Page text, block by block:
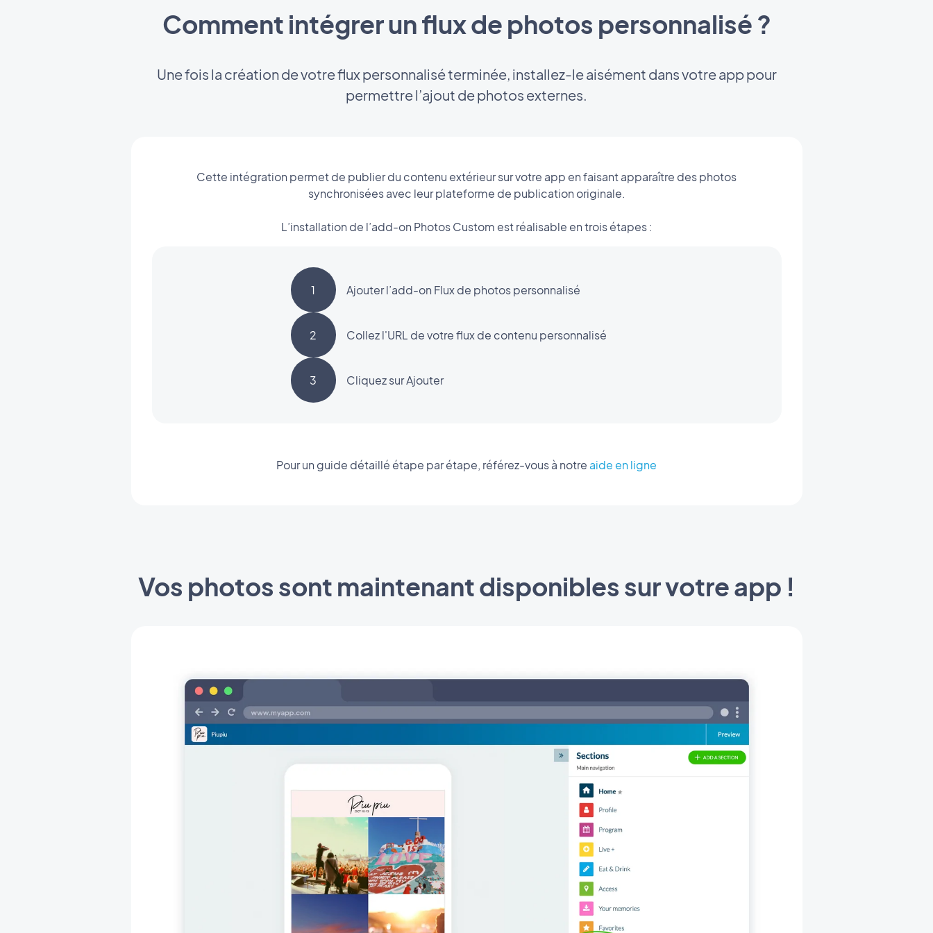
Comment intégrer un flux de photos personnalisé ?
Une fois la création de votre flux personnalisé terminée, installez-le aisément dans votre app pour
permettre l’ajout de photos externes.
Cette intégration permet de publier du contenu extérieur sur votre app en faisant apparaître des photos
synchronisées avec leur plateforme de publication originale.
L’installation de l’add-on Photos Custom est réalisable en trois étapes :
1 Ajouter l’add-on Flux de photos personnalisé
2 Collez l'URL de votre flux de contenu personnalisé
3 Cliquez sur Ajouter
Pour un guide détaillé étape par étape, référez-vous à notre aide en ligne
Vos photos sont maintenant disponibles sur votre app !